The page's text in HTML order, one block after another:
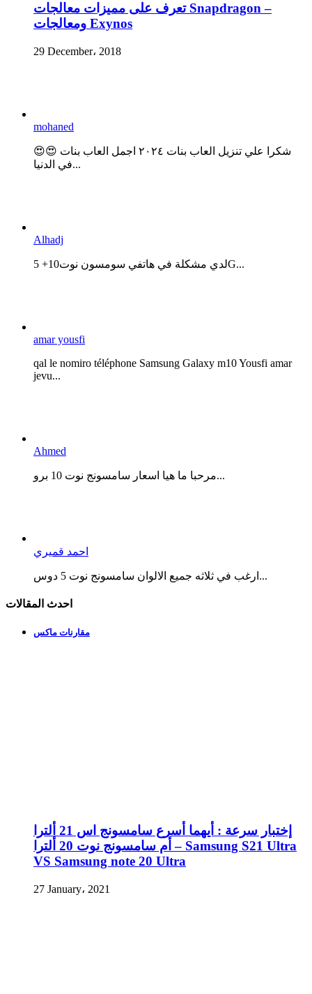
تعرف على مميزات معالجات Snapdragon –
ومعالجات Exynos
29 December، 2018
mohaned
😍😍 شكرا علي تنزيل العاب بنات ٢٠٢٤ اجمل العاب بنات
في الدنيا...
Alhadj
لدي مشكلة في هاتفي سومسون نوت10+ 5G...
amar yousfi
qal le nomiro téléphone Samsung Galaxy m10 Yousfi amar
jevu...
Ahmed
مرحبا ما هيا اسعار سامسونج نوت 10 برو...
احمد قميري
ارغب في ثلاثه جميع الالوان سامسونج نوت 5 دوس...
احدث المقالات
مقارنات ماكس
إختبار سرعة : أيهما أسرع سامسونج اس 21 ألترا
أم سامسونج نوت 20 ألترا – Samsung S21 Ultra
VS Samsung note 20 Ultra
27 January، 2021